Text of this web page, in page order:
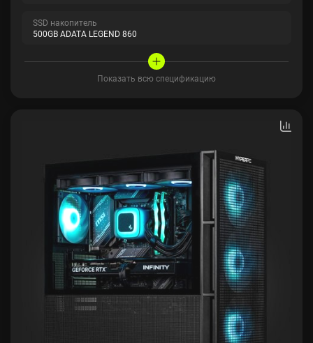
SSD накопитель
500GB ADATA LEGEND 860
Показать всю спецификацию